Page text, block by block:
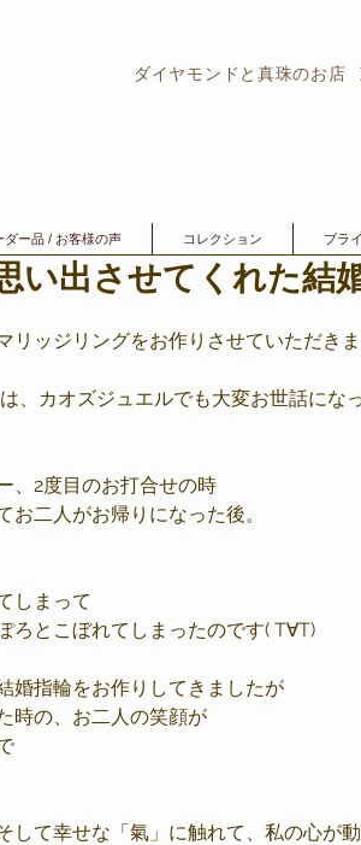
ダイヤモンドと真珠のお店
ダー品 / お客様の声 コレクション ブラ
い出させてくれた結
リッジリングをお作りさせていただきま
、カオズジュエルでも大変お世話にな
、2度目のお打合せの時
お二人がお帰りになった後。
しまって
ろとこぼれてしまったのです( T∀T)
婚指輪をお作りしてきましたが
時の、お二人の笑顔が
して幸せな「氣」に触れて、私の心が